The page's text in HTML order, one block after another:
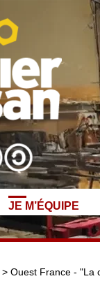
JE M’ÉQUIPE
> Ouest France - "La